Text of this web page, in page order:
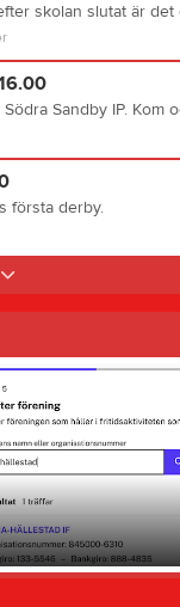
första derby.